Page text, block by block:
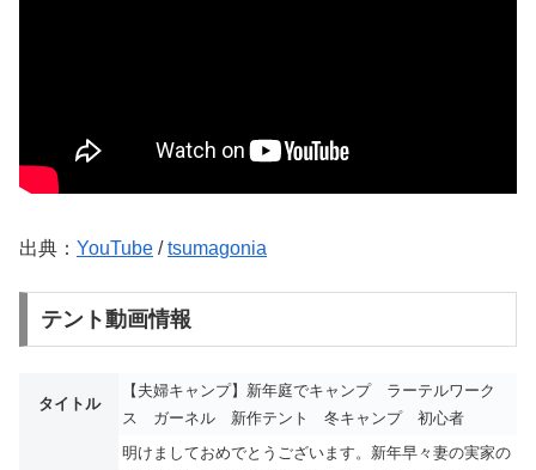
出典： YouTube /tsumagonia
テント動画情報
タイトル
【夫婦キャンプ】新年庭でキャンプ ラーテルワーク
ス ガーネル 新作テント 冬キャンプ 初心者
明けましておめでとうございます。新年早々妻の実家の